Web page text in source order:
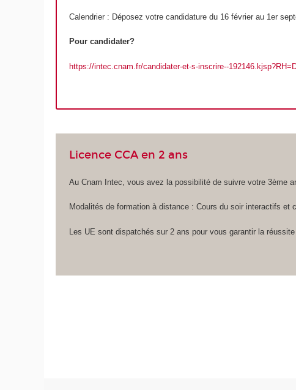
Calendrier : Déposez votre candidature du 16 février au 1er
Pour candidater?
https://intec.cnam.fr/candidater-et-s-inscrire--
Licence CCA en 2 ans
Au Cnam Intec, vous avez la possibilité de suivre votre 3ème
Modalités de formation à distance : Cours du soir interactifs et
Les UE sont dispatchés sur 2 ans pour vous garantir la